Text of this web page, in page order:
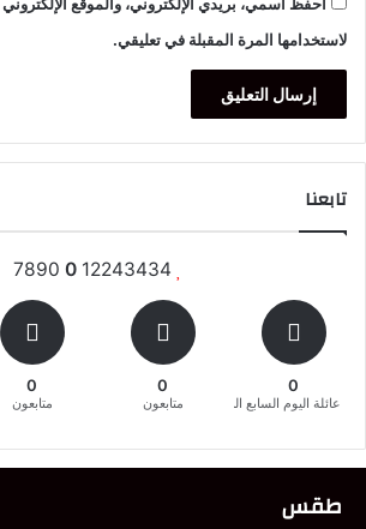
احفظ اسمي، بريدي الإلكتروني، والموقع
لاستخدامها المرة المقبلة في تعليقي.
تابعنا
12243434
0
0
عائلة اليوم السابع المغربية
0
متابعون
0
متابعون
طقس